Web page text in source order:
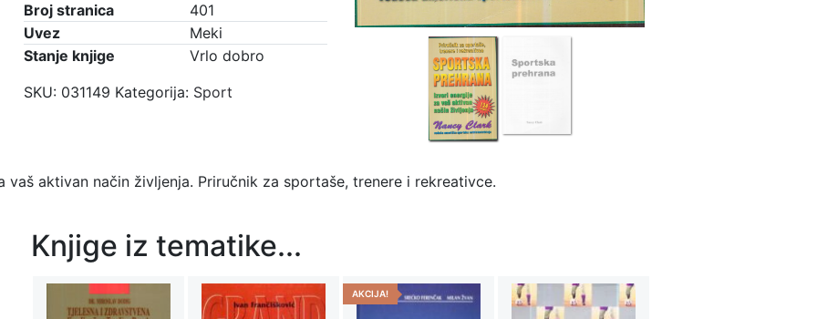
Broj stranica
401
Uvez
Meki
Stanje knjige
Vrlo dobro
SKU: 031149 Kategorija: Sport
vaš aktivan način življenja. Priručnik za sportaše, trenere i rekreativce.
Knjige iz tematike...
AKCIJA!